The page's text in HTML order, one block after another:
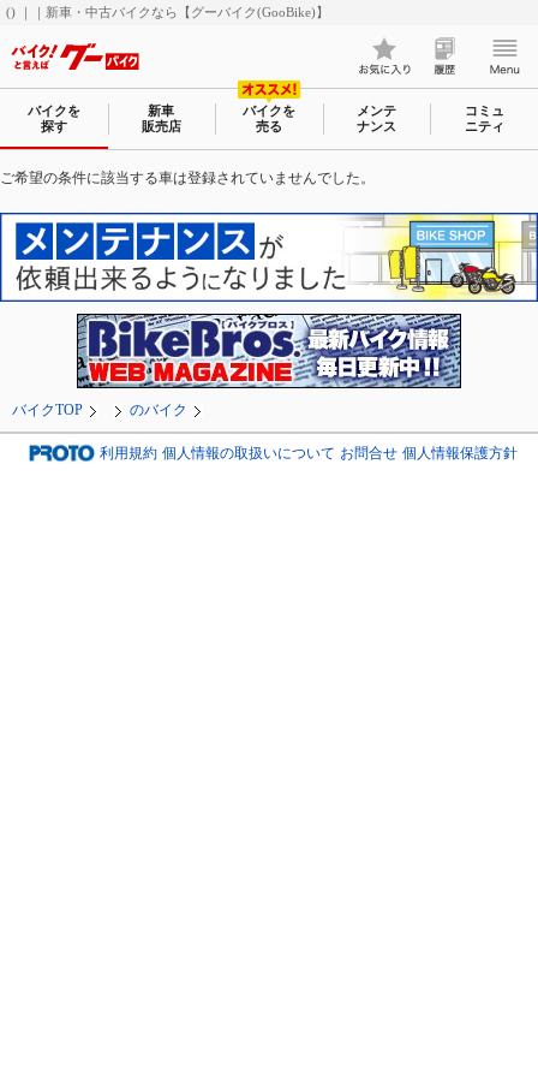
() ｜｜新車・中古バイクなら【グーバイク(GooBike)】
バイクを
探す
新車
販売店
バイクを
売る
メンテ
ナンス
コミュ
ニティ
ご希望の条件に該当する車は登録されていませんでした。
バイクTOP のバイク
利用規約 個人情報の取扱いについて お問合せ 個人情報保護方針